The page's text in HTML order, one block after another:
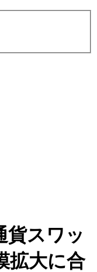
貨スワッ
拡大に合